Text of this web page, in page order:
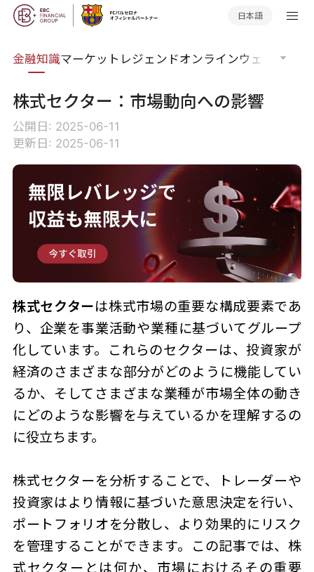
日本語
金融知識マーケットレジェンドオンラインウェビナー
株式セクター：市場動向への影響
公開日: 2025-06-11
更新日: 2025-06-11
株式セクターは株式市場の重要な構成要素であ
り、企業を事業活動や業種に基づいてグループ
化しています。これらのセクターは、投資家が
経済のさまざまな部分がどのように機能してい
るか、そしてさまざまな業種が市場全体の動き
にどのような影響を与えているかを理解するの
に役立ちます。
株式セクターを分析することで、トレーダーや
投資家はより情報に基づいた意思決定を行い、
ポートフォリオを分散し、より効果的にリスク
を管理することができます。この記事では、株
式セクターとは何か、市場におけるその重要